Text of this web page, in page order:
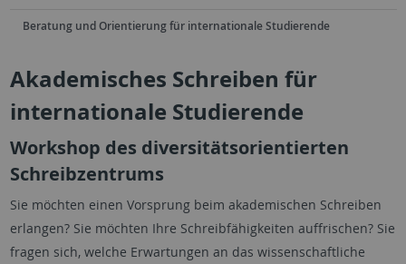
Beratung und Orientierung für internationale Studierende
Akademisches Schreiben für
internationale Studierende
Workshop des diversitätsorientierten
Schreibzentrums
Sie möchten einen Vorsprung beim akademischen Schreiben
erlangen? Sie möchten Ihre Schreibfähigkeiten auffrischen? Sie
fragen sich, welche Erwartungen an das wissenschaftliche